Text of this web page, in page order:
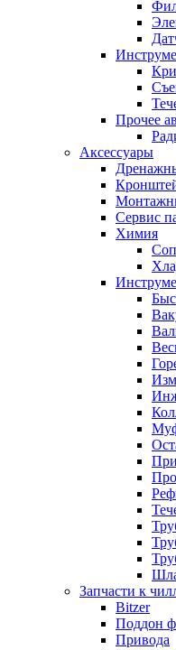
Прочее
Аксессуары
Сервис
Химия
Запчасти к
Bitzer
Поддон
Привода